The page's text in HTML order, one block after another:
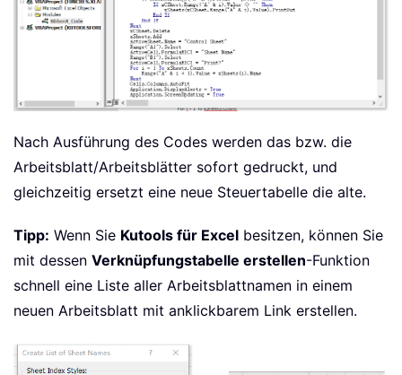
    Range
("A1").Select
    ActiveCell
FormulaR1C1
    Range
("B1" ).Select
    ActiveCell
.FormulaR1C1
"Print?"
For i = 1 To ActiveWorkbook
Next
    Cells
.Columns.AutoFit
    Application
.DisplayAlerts =
True
End
Sub
Nach Ausführung des Codes werden das bzw. die
Arbeitsblatt/Arbeitsblätter sofort gedruckt, und
gleichzeitig ersetzt eine neue Steuertabelle die alte.
Tipp: Wenn Sie Kutools für Excel besitzen, können Sie
mit dessen Verknüpfungstabelle erstellen-Funktion
schnell eine Liste aller Arbeitsblattnamen in einem
neuen Arbeitsblatt mit anklickbarem Link erstellen.